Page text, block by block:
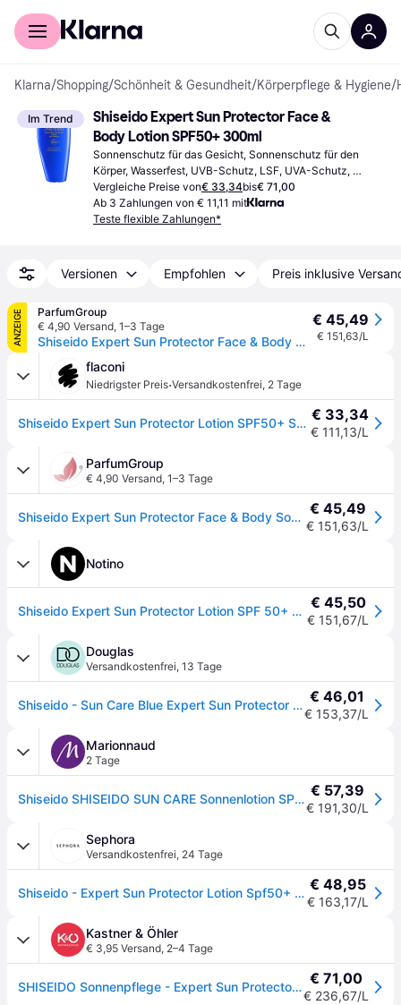
Für Shopper
Klarna/Shopping/Schönheit & Gesundheit/Körperpflege & Hygiene/
Im Trend
Shiseido Expert Sun Protector Face &
Body Lotion SPF50+ 300ml
Sonnenschutz für das Gesicht, Sonnenschutz für den
Körper, Wasserfest, UVB-Schutz, LSF, UVA-Schutz,
Dermatologisch getestet, Nicht komedogen, Parfümfrei,
Antioxidantien
Vergleiche Preise von€ 33,34bis€ 71,00
Ab 3 Zahlungen von € 11,11 mit
Teste flexible Zahlungen*
Versionen Empfohlen Preis inklusive
ANZEIGE
ParfumGroup
€ 4,90 Versand, 1–3 Tage
Shiseido Expert Sun Protector Face & Body Sonnenlotion SPF 50+ 300 ml
€ 45,49
€ 151,63/L
flaconi
Niedrigster Preis·Versandkostenfrei, 2 Tage
Shiseido Expert Sun Protector Lotion SPF50+ Sonnenlotion 300 ml € 33,34
€ 111,13/L
ParfumGroup
€ 4,90 Versand, 1–3 Tage
Shiseido Expert Sun Protector Face & Body Sonnenlotion SPF 50+ 300 ml € 45,49
€ 151,63/L
Notino
Shiseido Expert Sun Protector Lotion SPF 50+ Sonnenlotion für Gesicht und Körper SPF 50+ 300 ml € 45,50
€ 151,67/L
Douglas
Versandkostenfrei, 13 Tage
Shiseido - Sun Care Blue Expert Sun Protector Lotion SPF50 Sonnenschutz 300 ml € 46,01
€ 153,37/L
Marionnaud
2 Tage
Shiseido SHISEIDO SUN CARE Sonnenlotion SPF50+ - transparent € 57,39
€ 191,30/L
Sephora
Versandkostenfrei, 24 Tage
Shiseido - Expert Sun Protector Lotion Spf50+ - Sun Lotion - gsc Sun Lotion Spf50+ 300ml - 300 ml € 48,95
€ 163,17/L
Kastner & Öhler
€ 3,95 Versand, 2–4 Tage
SHISEIDO Sonnenpflege - Expert Sun Protector Lotion SPF50+ 300ml - keine Farbe - EG € 71,00
€ 236,67/L